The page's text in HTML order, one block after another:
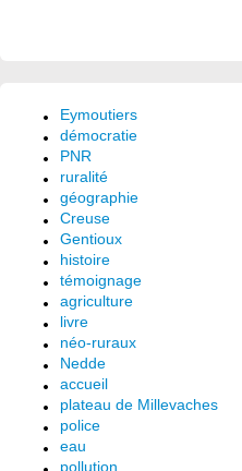
Eymoutiers
démocratie
PNR
ruralité
géographie
Creuse
Gentioux
histoire
témoignage
agriculture
livre
néo-ruraux
Nedde
accueil
plateau de Millevaches
police
eau
pollution